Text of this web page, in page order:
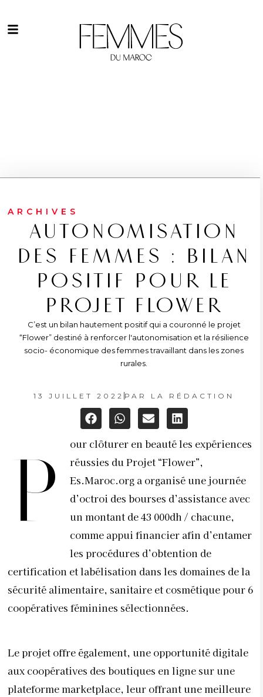
ARCHIVES
AUTONOMISATION
DES FEMMES : BILAN
POSITIF POUR LE
PROJET FLOWER
C’est un bilan hautement positif qui a couronné le projet
“Flower” destiné à renforcer l'autonomisation et la résilience
socio- économique des femmes travaillant dans les zones
rurales.
13 JUILLET 2022 PAR LA RÉDACTION
P
our clôturer en beauté les expériences
réussies du Projet “Flower”,
Es.Maroc.org a organisé une journée
d’octroi des bourses d’assistance avec
un montant de 43 000dh / chacune,
comme appui financier afin d’entamer
les procédures d’obtention de
certification et labélisation dans les domaines de la
sécurité alimentaire, sanitaire et cosmétique pour 6
coopératives féminines sélectionnées.
Le projet offre également, une opportunité digitale
aux coopératives des boutiques en ligne sur une
plateforme marketplace, leur offrant une meilleure